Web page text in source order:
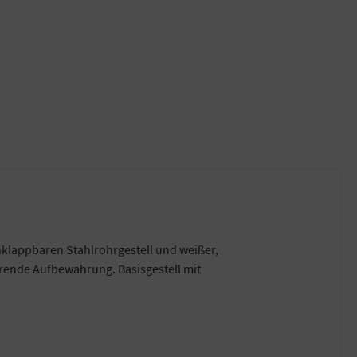
Stahlrohrgestell und weißer,
Aufbewahrung. Basisgestell mit